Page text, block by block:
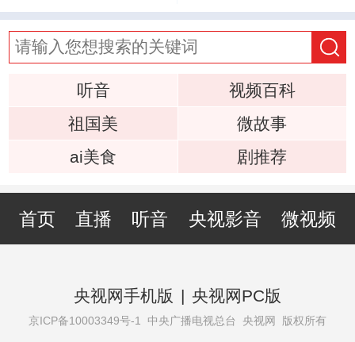
听音
视频百科
祖国美
微故事
ai美食
剧推荐
首页 直播 听音 央视影音 微视频
央视网手机版 | 央视网PC版
京ICP备10003349号-1 中央广播电视总台 央视网 版权所有